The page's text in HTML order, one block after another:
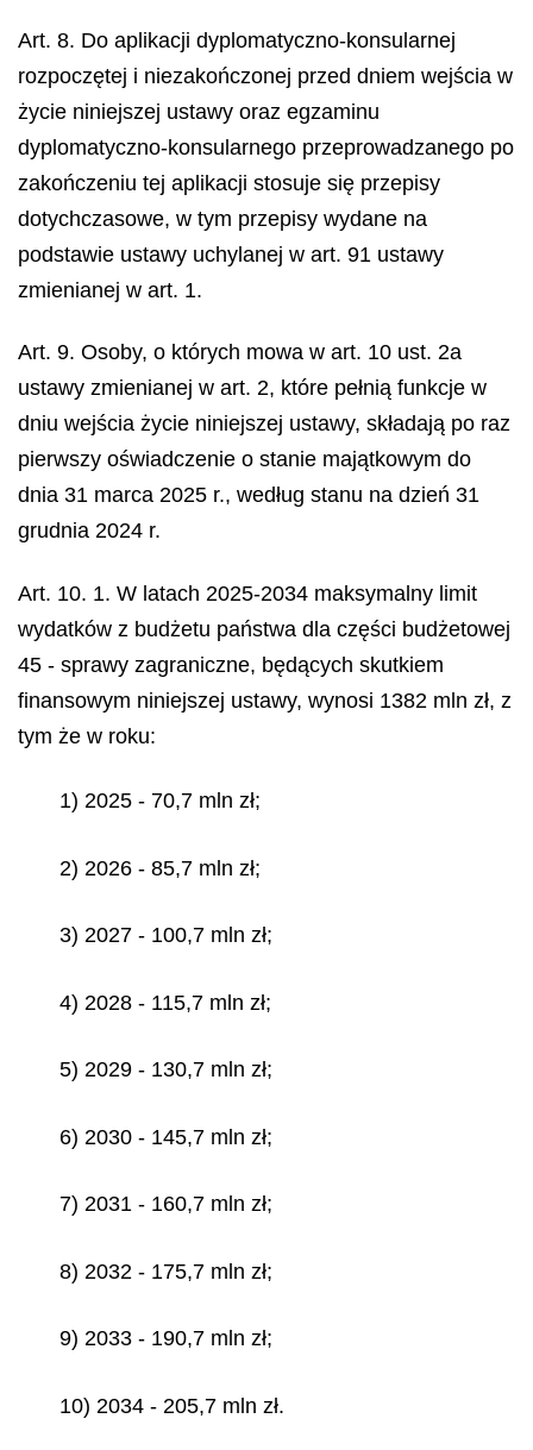
Art. 8. Do aplikacji dyplomatyczno-konsularnej
rozpoczętej i niezakończonej przed dniem wejścia w
życie niniejszej ustawy oraz egzaminu
dyplomatyczno-konsularnego przeprowadzanego po
zakończeniu tej aplikacji stosuje się przepisy
dotychczasowe, w tym przepisy wydane na
podstawie ustawy uchylanej w art. 91 ustawy
zmienianej w art. 1.
Art. 9. Osoby, o których mowa w art. 10 ust. 2a
ustawy zmienianej w art. 2, które pełnią funkcje w
dniu wejścia życie niniejszej ustawy, składają po raz
pierwszy oświadczenie o stanie majątkowym do
dnia 31 marca 2025 r., według stanu na dzień 31
grudnia 2024 r.
Art. 10. 1. W latach 2025-2034 maksymalny limit
wydatków z budżetu państwa dla części budżetowej
45 - sprawy zagraniczne, będących skutkiem
finansowym niniejszej ustawy, wynosi 1382 mln zł, z
tym że w roku:
1) 2025 - 70,7 mln zł;
2) 2026 - 85,7 mln zł;
3) 2027 - 100,7 mln zł;
4) 2028 - 115,7 mln zł;
5) 2029 - 130,7 mln zł;
6) 2030 - 145,7 mln zł;
7) 2031 - 160,7 mln zł;
8) 2032 - 175,7 mln zł;
9) 2033 - 190,7 mln zł;
10) 2034 - 205,7 mln zł.